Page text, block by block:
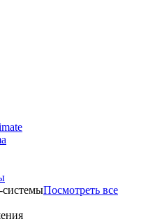
системыПосмотреть все